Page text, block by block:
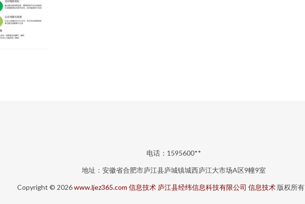
电话：1595600**
地址：安徽省合肥市庐江县庐城镇城西庐江大市场A区9幢9室
Copyright © 2026www.ljez365.com 信息技术 庐江县经纬信息科技有限公司 信息技术版权所有